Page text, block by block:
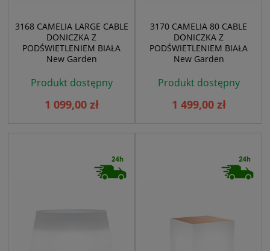
3168 CAMELIA LARGE CABLE
DONICZKA Z
PODŚWIETLENIEM BIAŁA
New Garden
Produkt dostępny
1 099,00 zł
3170 CAMELIA 80 CABLE
DONICZKA Z
PODŚWIETLENIEM BIAŁA
New Garden
Produkt dostępny
1 499,00 zł